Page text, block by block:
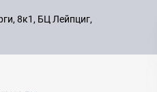
с 09:00
8 495
8к1, БЦ Лейпциг,